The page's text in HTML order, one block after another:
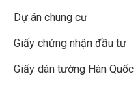
Dự án chung cư
Giấy chứng nhận đầu tư
Giấy dán tường Hàn Quốc